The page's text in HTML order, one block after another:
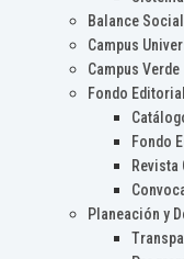
Balance Social
Campus
Campus Verde
Fondo Editorial
Fondo
Revista
Planeación y